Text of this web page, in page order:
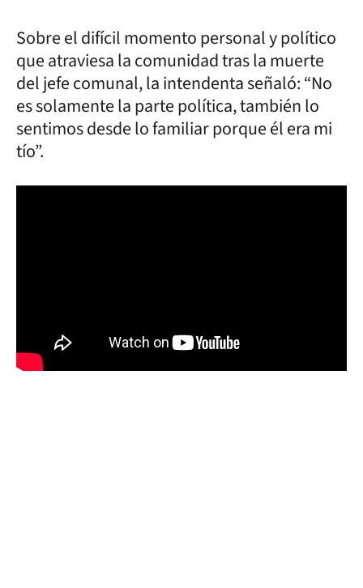
Sobre el difícil momento personal y político
que atraviesa la comunidad tras la muerte
del jefe comunal, la intendenta señaló: “No
es solamente la parte política, también lo
sentimos desde lo familiar porque él era mi
tío”.